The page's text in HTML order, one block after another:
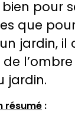
bien pour
que
jardin, il
jardin.
résumé :